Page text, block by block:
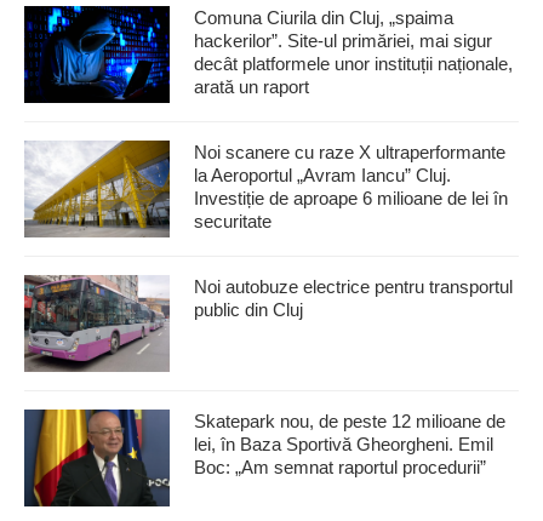
Comuna Ciurila din Cluj, „spaima
hackerilor”. Site-ul primăriei, mai sigur
decât platformele unor instituții naționale,
arată un raport
Noi scanere cu raze X ultraperformante
la Aeroportul „Avram Iancu” Cluj.
Investiție de aproape 6 milioane de lei în
securitate
Noi autobuze electrice pentru transportul
public din Cluj
Skatepark nou, de peste 12 milioane de
lei, în Baza Sportivă Gheorgheni. Emil
Boc: „Am semnat raportul procedurii”